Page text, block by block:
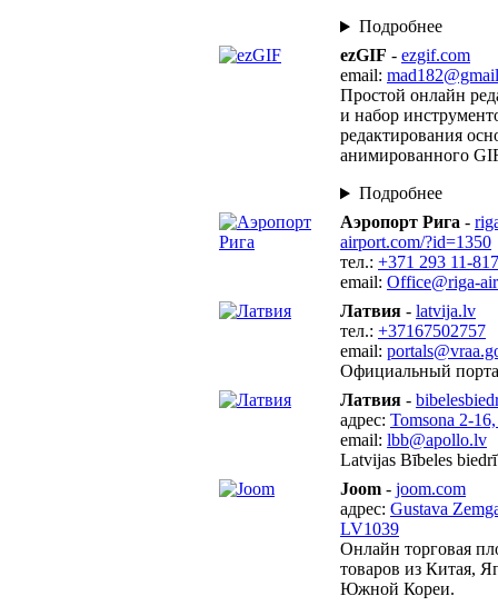
Подробнее
ezGIF - ezgif.com
email:
Простой онлайн
и набор
редактирования
анимированного
Подробнее
Аэропорт Рига -
airport.com/?id=1350
тел.: +371 293 11-817
email: Office@riga-
Латвия - latvija.lv
тел.: +37167502757
email:
Официальный
Латвия -
адрес: Tomsona 2-
email: lbb@apollo.lv
Latvijas Bībeles
Joom - joom.com
адрес: Gustava
LV1039
Онлайн торговая
товаров из Китая,
Южной Кореи.